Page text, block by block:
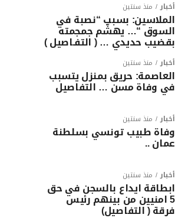
أخبار منذ سنتين
الملاسين: بسبب “نصبة في
السوق “… يهشّم جمجمته
بقضيب حديدي … ( التفـاصيل )
أخبار منذ سنتين
العاصمة: حريق بمنزل يتسبب
في وفاة مسن … التفاصيل
أخبار منذ سنتين
وفاة طبيب تونسي بسلطنة
عمان ..
أخبار منذ سنتين
ابطاقة ايداع بالسجن في حق
5 امنيين من بينهم رئيس
فرقة ( التفاصيل)